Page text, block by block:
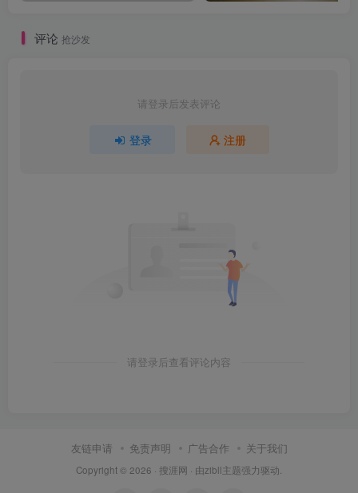
评论 抢沙发
请登录后发表评论
登录 注册
请登录后查看评论内容
友链申请 免责声明 广告合作 关于我们
Copyright © 2026 · 搜涯网 · 由zibll主题强力驱动.